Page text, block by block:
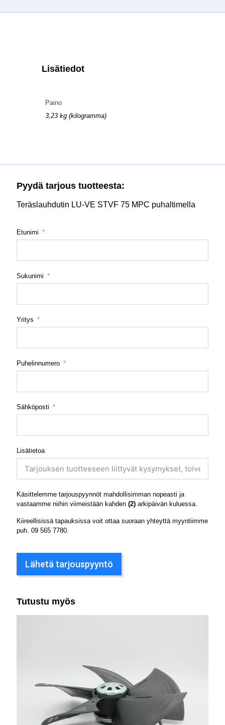
Lisätiedot
Paino
3,23 kg (kilogramma)
Pyydä tarjous tuotteesta:
Teräslauhdutin LU-VE STVF 75 MPC puhaltimella
Etunimi
Sukunimi
Yritys
Puhelinnumero
Sähköposti
Lisätietoa
Käsittelemme tarjouspyynnöt mahdollisimman nopeasti ja
vastaamme niihin viimeistään kahden (2) arkipäivän kuluessa.
Kiireellisissä tapauksissa voit ottaa suoraan yhteyttä myyntiimme
puh. 09 565 7780
Lähetä tarjouspyyntö
Tutustu myös